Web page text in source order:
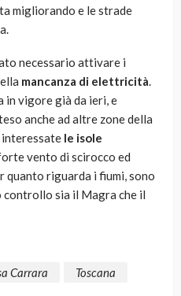
migliorando e le strade
necessario attivare i
mancanza di elettricità.
in vigore già da ieri, e
anche ad altre zone della
interessate le isole
vento di scirocco ed
quanto riguarda i fiumi, sono
sia il Magra che il
Carrara Toscana